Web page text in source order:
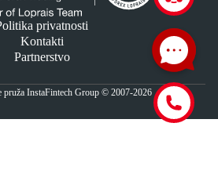
privatnosti
Kontakti
Partnerstvo
pruža InstaFintech Group © 2007-2026